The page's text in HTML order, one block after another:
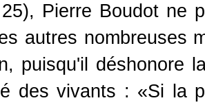
Pierre Boudot ne
autres nombreuses
puisqu'il déshonore
des vivants : «Si la